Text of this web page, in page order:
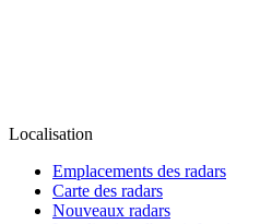
Localisation
Emplacements des radars
Carte des radars
Nouveaux radars